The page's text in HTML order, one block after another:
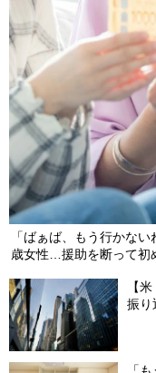
「ばぁば、もう行かな
歳女性…援助を断って初
【
振り